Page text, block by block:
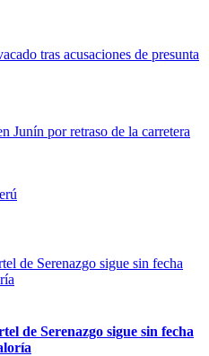
tras acusaciones de presunta
Junín por retraso de la carretera
de Serenazgo sigue sin fecha